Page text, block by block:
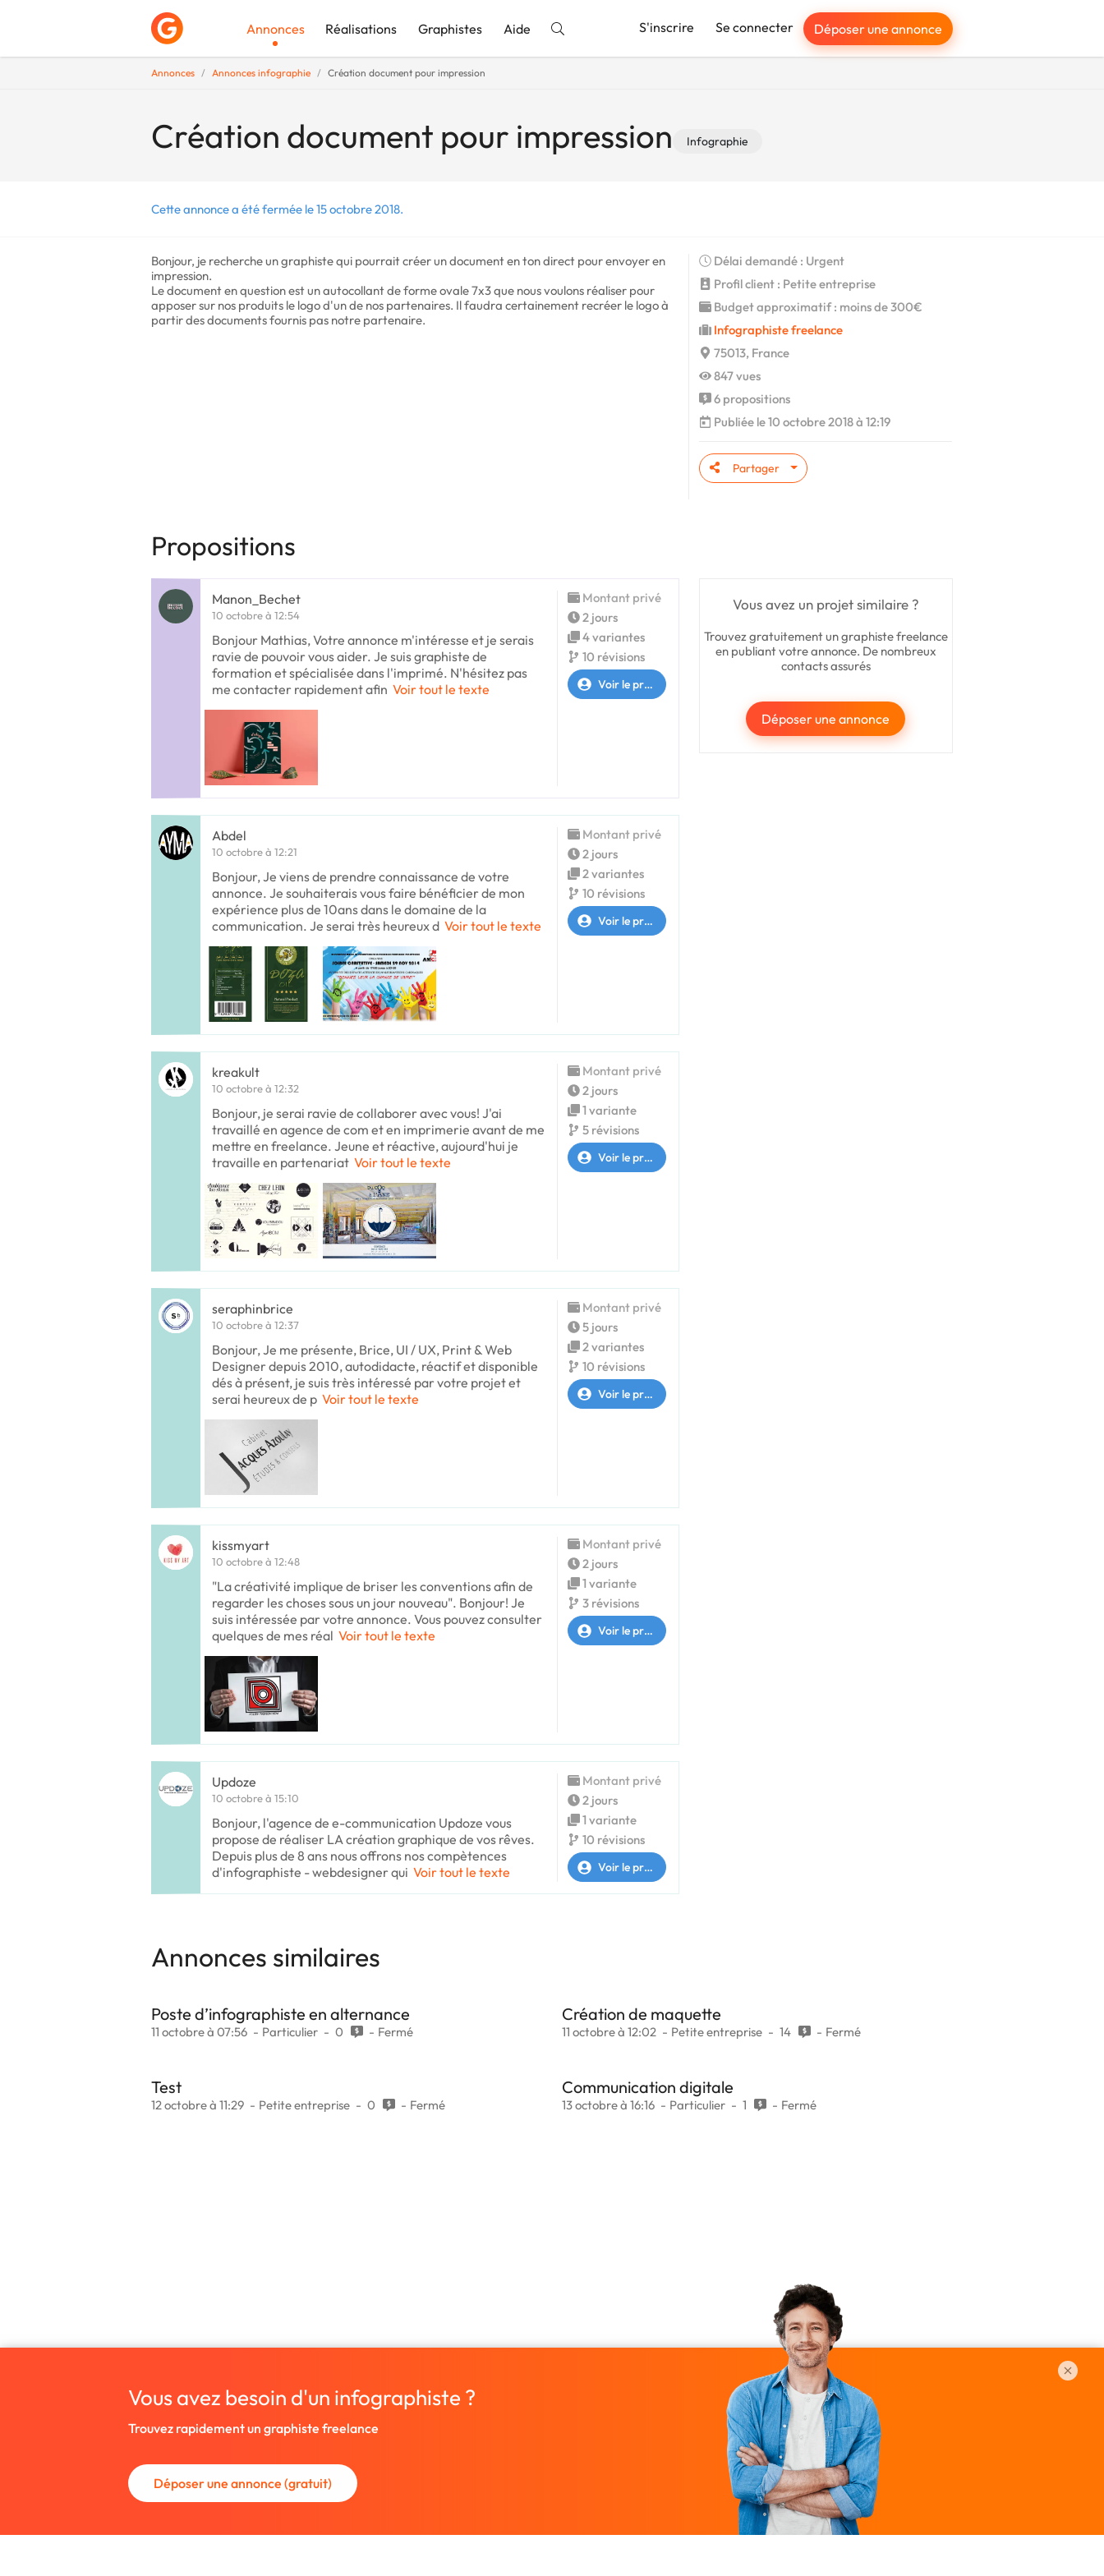
Annonces Réalisations Graphistes Aide S'inscrire Se connecter Déposer une annonce
Annonces Annonces infographie Création document pour impression
Création document pour impression Infographie
Cette annonce a été fermée le 15 octobre 2018.
Bonjour, je recherche un graphiste qui pourrait créer un document en ton direct pour envoyer en
impression.
Le document en question est un autocollant de forme ovale 7x3 que nous voulons réaliser pour
apposer sur nos produits le logo d'un de nos partenaires. Il faudra certainement recréer le logo à
partir des documents fournis pas notre partenaire.
Délai demandé : Urgent
Profil client : Petite entreprise
Budget approximatif : moins de 300€
Infographiste freelance
75013, France
847 vues
6 propositions
Publiée le 10 octobre 2018 à 12:19
Partager
Propositions
Vous avez un projet similaire ?
Trouvez gratuitement un graphiste freelance
en publiant votre annonce. De nombreux
contacts assurés
Déposer une annonce
Manon_Bechet
10 octobre à 12:54
Bonjour Mathias, Votre annonce m'intéresse et je serais
ravie de pouvoir vous aider. Je suis graphiste de
formation et spécialisée dans l'imprimé. N'hésitez pas
me contacter rapidement afin Voir tout le texte
Montant privé
2 jours
4 variantes
10 révisions
Voir le profil
Abdel
10 octobre à 12:21
Bonjour, Je viens de prendre connaissance de votre
annonce. Je souhaiterais vous faire bénéficier de mon
expérience plus de 10ans dans le domaine de la
communication. Je serai très heureux d Voir tout le texte
Montant privé
2 jours
2 variantes
10 révisions
Voir le profil
kreakult
10 octobre à 12:32
Bonjour, je serai ravie de collaborer avec vous! J'ai
travaillé en agence de com et en imprimerie avant de me
mettre en freelance. Jeune et réactive, aujourd'hui je
travaille en partenariat Voir tout le texte
Montant privé
2 jours
1 variante
5 révisions
Voir le profil
seraphinbrice
10 octobre à 12:37
Bonjour, Je me présente, Brice, UI / UX, Print & Web
Designer depuis 2010, autodidacte, réactif et disponible
dés à présent, je suis très intéressé par votre projet et
serai heureux de p Voir tout le texte
Montant privé
5 jours
2 variantes
10 révisions
Voir le profil
kissmyart
10 octobre à 12:48
"La créativité implique de briser les conventions afin de
regarder les choses sous un jour nouveau". Bonjour! Je
suis intéressée par votre annonce. Vous pouvez consulter
quelques de mes réal Voir tout le texte
Montant privé
2 jours
1 variante
3 révisions
Voir le profil
Updoze
10 octobre à 15:10
Bonjour, l'agence de e-communication Updoze vous
propose de réaliser LA création graphique de vos rêves.
Depuis plus de 8 ans nous offrons nos compètences
d'infographiste - webdesigner qui Voir tout le texte
Montant privé
2 jours
1 variante
10 révisions
Voir le profil
Annonces similaires
Poste d’infographiste en alternance
11 octobre à 07:56 Particulier 0 Fermé
Création de maquette
11 octobre à 12:02 Petite entreprise 14 Fermé
Test
12 octobre à 11:29 Petite entreprise 0 Fermé
Communication digitale
13 octobre à 16:16 Particulier 1 Fermé
Vous avez besoin d'un infographiste ?
Trouvez rapidement un graphiste freelance
Déposer une annonce (gratuit)